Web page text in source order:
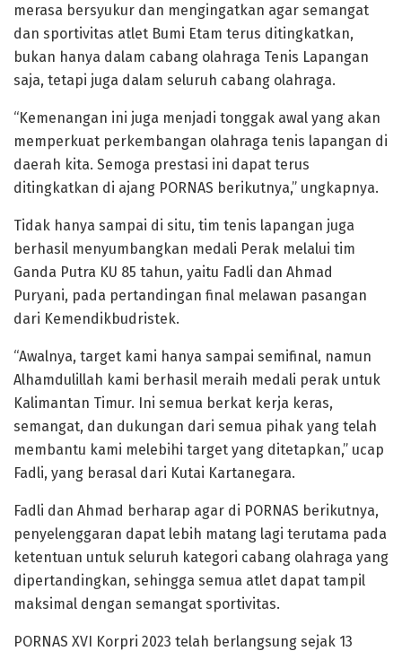
merasa bersyukur dan mengingatkan agar semangat
dan sportivitas atlet Bumi Etam terus ditingkatkan,
bukan hanya dalam cabang olahraga Tenis Lapangan
saja, tetapi juga dalam seluruh cabang olahraga.
“Kemenangan ini juga menjadi tonggak awal yang akan
memperkuat perkembangan olahraga tenis lapangan di
daerah kita. Semoga prestasi ini dapat terus
ditingkatkan di ajang PORNAS berikutnya,” ungkapnya.
Tidak hanya sampai di situ, tim tenis lapangan juga
berhasil menyumbangkan medali Perak melalui tim
Ganda Putra KU 85 tahun, yaitu Fadli dan Ahmad
Puryani, pada pertandingan final melawan pasangan
dari Kemendikbudristek.
“Awalnya, target kami hanya sampai semifinal, namun
Alhamdulillah kami berhasil meraih medali perak untuk
Kalimantan Timur. Ini semua berkat kerja keras,
semangat, dan dukungan dari semua pihak yang telah
membantu kami melebihi target yang ditetapkan,” ucap
Fadli, yang berasal dari Kutai Kartanegara.
Fadli dan Ahmad berharap agar di PORNAS berikutnya,
penyelenggaran dapat lebih matang lagi terutama pada
ketentuan untuk seluruh kategori cabang olahraga yang
dipertandingkan, sehingga semua atlet dapat tampil
maksimal dengan semangat sportivitas.
PORNAS XVI Korpri 2023 telah berlangsung sejak 13